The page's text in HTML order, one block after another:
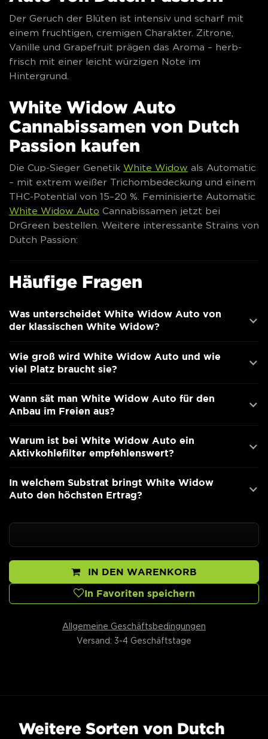
Der Geruch der Blüten ist intensiv und scharf mit
einem fruchtigen, cremigen Charakter. Zitrone,
Vanille und Grapefruit prägen das Aroma – herb-
frisch mit einer leicht würzigen Note im
Hintergrund.
White Widow Auto
Cannabissamen von Dutch
Passion kaufen
Die Cup-Sieger Genetik White Widow als Automatic
– mit extrem weißer Trichombedeckung und einem
THC-Potential von 15–20 %. Feminisierte Automatic
White Widow Auto Cannabissamen jetzt bei
DrGreen bestellen. Weitere interessante Strains von
Dutch Passion:
Häufige Fragen
Was unterscheidet White Widow Auto von
der klassischen White Widow?
Wie groß wird White Widow Auto und wie
viel Platz braucht sie?
Wann sät man White Widow Auto für den
Anbau im Freien aus?
Warum ist bei White Widow Auto ein
Aktivkohlefilter empfehlenswert?
In welchem Substrat bringt White Widow
Auto den höchsten Ertrag?
IN DEN WARENKORB
In Favoriten speichern
Allgemeine Geschäftsbedingungen
Versand: 3-4 Geschäftstage
Weitere Sorten von Dutch